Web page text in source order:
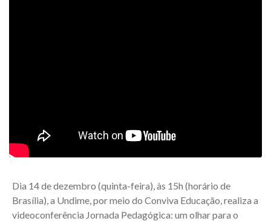
Dia 14 de dezembro (quinta-feira), às 15h (horário de
Brasília), a Undime, por meio do Conviva Educação, realiza a
videoconferência Jornada Pedagógica: um olhar para o